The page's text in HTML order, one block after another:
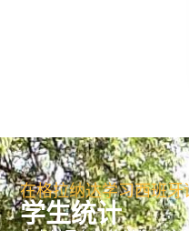
在格拉纳达学习西班牙
学生统计